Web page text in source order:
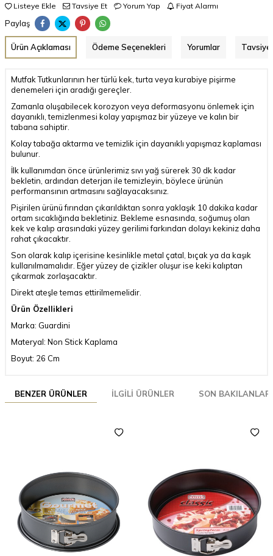
Listeye Ekle Tavsiye Et Yorum Yap Fiyat Alarmı
Paylaş
Ürün Açıklaması Ödeme Seçenekleri Yorumlar Tavsiye
Mutfak Tutkunlarının her türlü kek, turta veya kurabiye pişirme
denemeleri için aradığı gereçler.
Zamanla oluşabilecek korozyon veya deformasyonu önlemek için
dayanıklı, temizlenmesi kolay yapışmaz bir yüzeye ve kalın bir
tabana sahiptir.
Kolay tabağa aktarma ve temizlik için dayanıklı yapışmaz kaplaması
bulunur.
İlk kullanımdan önce ürünlerimiz sıvı yağ sürerek 30 dk kadar
bekletin, ardından deterjan ile temizleyin, böylece ürünün
performansının artmasını sağlayacaksınız.
Pişirilen ürünü fırından çıkarıldıktan sonra yaklaşık 10 dakika kadar
ortam sıcaklığında bekletiniz. Bekleme esnasında, soğumuş olan
kek ve kalıp arasındaki yüzey gerilimi farkından dolayı kekiniz daha
rahat çıkacaktır.
Son olarak kalıp içerisine kesinlikle metal çatal, bıçak ya da kaşık
kullanılmamalıdır. Eğer yüzey de çizikler oluşur ise keki kalıptan
çıkarmak zorlaşacaktır.
Direkt ateşle temas ettirilmemelidir.
Ürün Özellikleri
Marka: Guardini
Materyal: Non Stick Kaplama
Boyut: 26 Cm
BENZER ÜRÜNLER İLGILI ÜRÜNLER SON BAKILANLAR